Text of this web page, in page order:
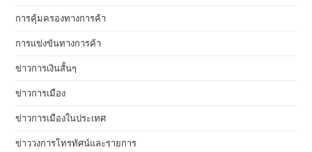
การคุ้มครองทางการค้า
การแข่งขันทางการค้า
ข่าวการเงินสั้นๆ
ข่าวการเมือง
ข่าวการเมืองในประเทศ
ข่าววงการโทรทัศน์และรายการ